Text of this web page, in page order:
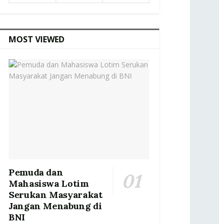
MOST VIEWED
Pemuda dan
Mahasiswa Lotim
Serukan Masyarakat
Jangan Menabung di
BNI